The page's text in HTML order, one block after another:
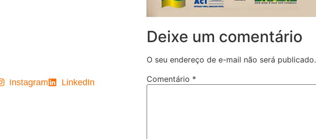
Deixe um comentário
O seu endereço de e-mail não será publicado.
Comentário *
Instagram LinkedIn